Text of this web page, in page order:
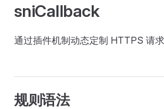
sniCallback
通过插件机制动态定制 HTTPS 请求
规则语法